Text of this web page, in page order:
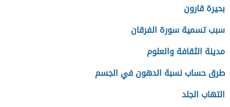
بحيرة قارون
سبب تسمية سورة الفرقان
مدينة الثقافة والعلوم
طرق حساب نسبة الدهون في الجسم
التهاب الجلد